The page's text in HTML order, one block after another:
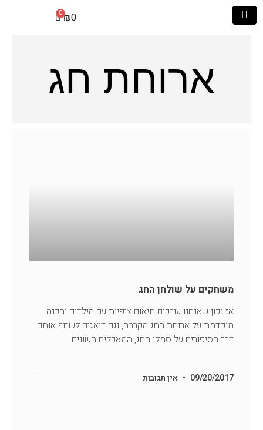
₪0
ארוחת חג
משחקים על שולחן החג
אז נכון שאנחנו עורכים תיאום ציפיות עם הילדים והכנה
מוקדמת על ארוחת החג הקרבה, וגם דואגים לשתף אותם
דרך הסיפורים על סמלי החג, המאכלים השונים
09/20/2017 אין תגובות